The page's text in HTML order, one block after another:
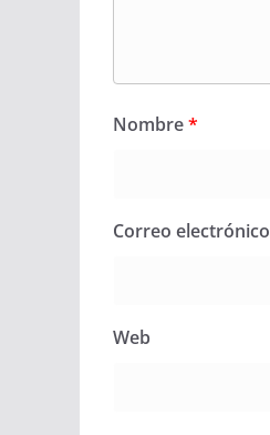
Nombre*
Correo electrónico
Web